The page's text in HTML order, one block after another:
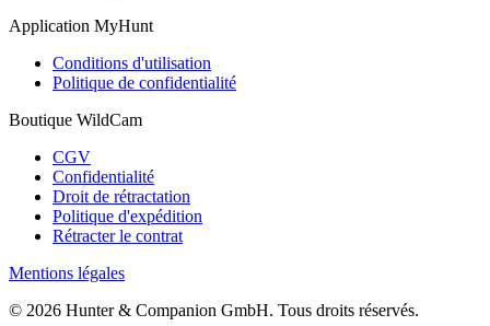
Application MyHunt
Conditions d'utilisation
Politique de confidentialité
Boutique WildCam
CGV
Confidentialité
Droit de rétractation
Politique d'expédition
Rétracter le contrat
Mentions légales
© 2026 Hunter & Companion GmbH. Tous droits réservés.